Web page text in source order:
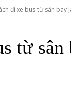
đi xe bus từ sân bay
từ